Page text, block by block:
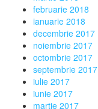
februarie 2018
ianuarie 2018
decembrie 2017
noiembrie 2017
octombrie 2017
septembrie 2017
iulie 2017
iunie 2017
martie 2017